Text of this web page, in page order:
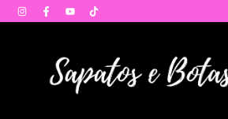
da sua casa.